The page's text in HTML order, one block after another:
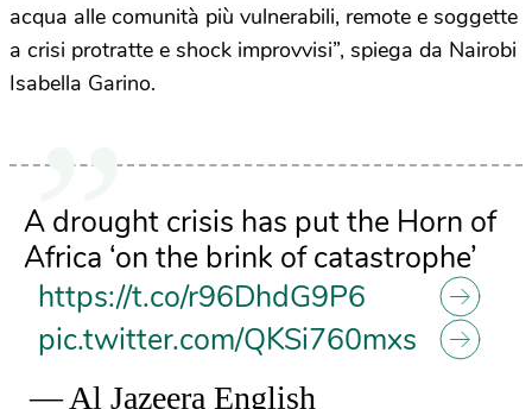
acqua alle comunità più vulnerabili, remote e soggette
a crisi protratte e shock improvvisi”, spiega da Nairobi
Isabella Garino.
A drought crisis has put the Horn of
Africa ‘on the brink of catastrophe’
https://t.co/r96DhdG9P6
pic.twitter.com/QKSi760mxs
— Al Jazeera English